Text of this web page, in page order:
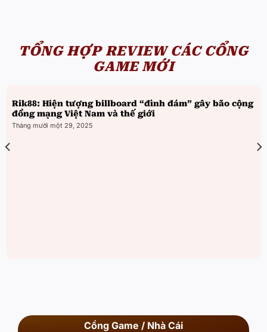
TỔNG HỢP REVIEW CÁC CỔNG
GAME MỚI
Rik88: Hiện tượng billboard “đình đám” gây bão cộng
đồng mạng Việt Nam và thế giới
Tháng mười một 29, 2025
Cổng Game / Nhà Cái